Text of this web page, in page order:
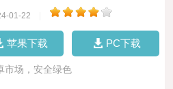
01-22
苹果下载 PC下载
市场，安全绿色